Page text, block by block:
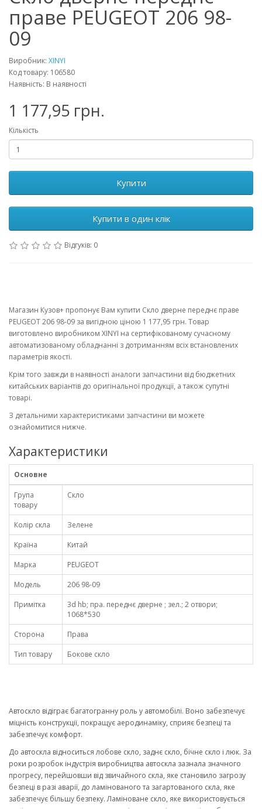
праве PEUGEOT 206 98-
09
Виробник: XINYI
Код товару: 106580
Наявність: В наявності
1 177,95 грн.
Кількість
Купити
Купити в один клік
Відгуків: 0
Магазин Кузов+ пропонує Вам купити Скло дверне переднє праве
PEUGEOT 206 98-09 за вигідною ціною 1 177,95 грн. Товар
виготовлено виробником XINYI на сертифікованому сучасному
автоматизованому обладнанні з дотриманням всіх встановлених
параметрів якості.
Крім того завжди в наявності аналоги запчастини від бюджетних
китайських варіантів до оригінальної продукції, а також супутні
товарі.
З детальними характеристиками запчастини ви можете
ознайомитися нижче.
Характеристики
Основне
Група
товару
Скло
Колір скла
Зелене
Країна
Китай
Марка
PEUGEOT
Модель
206 98-09
Примітка
3d hb; пра. переднє дверне ; зел.; 2 отвори;
1068*530
Сторона
Права
Тип товару
Бокове скло
Автоскло відіграє багатогранну роль у автомобілі. Воно забезпечує
міцність конструкції, покращує аеродинаміку, сприяє безпеці та
забезпечує комфорт.
До автоскла відноситься лобове скло, заднє скло, бічне скло і люк. За
роки розробок індустрія виробництва автоскла зазнала значного
прогресу, перейшовши від звичайного скла, яке становило загрозу
безпеці в разі аварії, до ламінованого та загартованого скла, яке
забезпечує більшу безпеку. Ламіноване скло, яке використовується